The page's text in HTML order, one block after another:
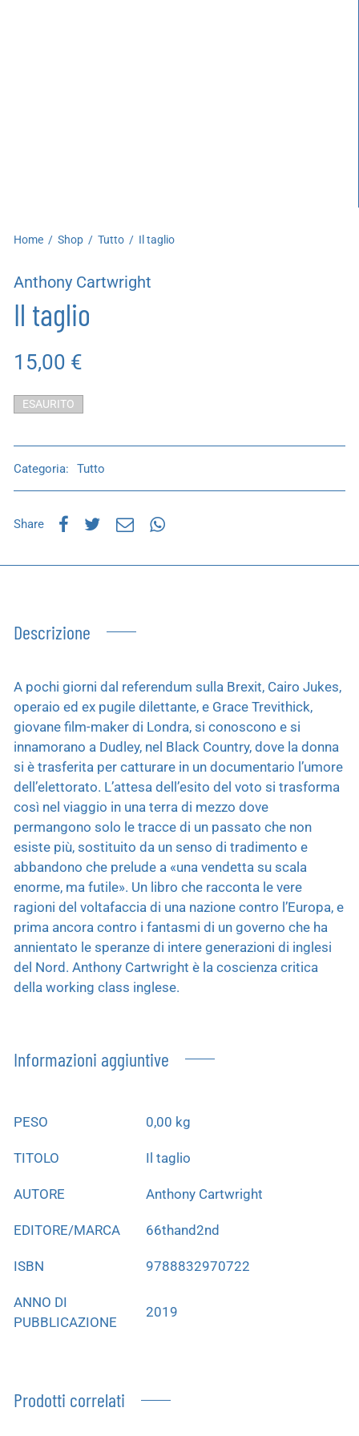
Home / Shop / Tutto / Il taglio
Anthony Cartwright
Il taglio
15,00 €
ESAURITO
Categoria: Tutto
Share
Descrizione
A pochi giorni dal referendum sulla Brexit, Cairo Jukes,
operaio ed ex pugile dilettante, e Grace Trevithick,
giovane film-maker di Londra, si conoscono e si
innamorano a Dudley, nel Black Country, dove la donna
si è trasferita per catturare in un documentario l’umore
dell’elettorato. L’attesa dell’esito del voto si trasforma
così nel viaggio in una terra di mezzo dove
permangono solo le tracce di un passato che non
esiste più, sostituito da un senso di tradimento e
abbandono che prelude a «una vendetta su scala
enorme, ma futile». Un libro che racconta le vere
ragioni del voltafaccia di una nazione contro l’Europa, e
prima ancora contro i fantasmi di un governo che ha
annientato le speranze di intere generazioni di inglesi
del Nord. Anthony Cartwright è la coscienza critica
della working class inglese.
Informazioni aggiuntive
PESO 0,00 kg
TITOLO Il taglio
AUTORE Anthony Cartwright
EDITORE/MARCA 66thand2nd
ISBN 9788832970722
ANNO DI
PUBBLICAZIONE
2019
Prodotti correlati